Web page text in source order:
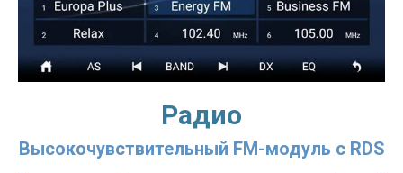
Радио
Высокочувствительный FM-модуль с RDS